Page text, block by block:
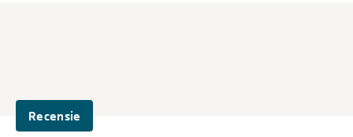
Recensie